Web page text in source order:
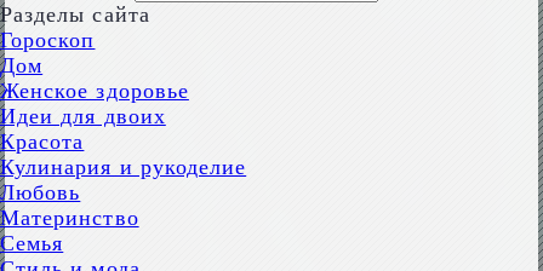
Разделы сайта
Гороскоп
Дом
Женское здоровье
Идеи для двоих
Красота
Кулинария и рукоделие
Любовь
Материнство
Семья